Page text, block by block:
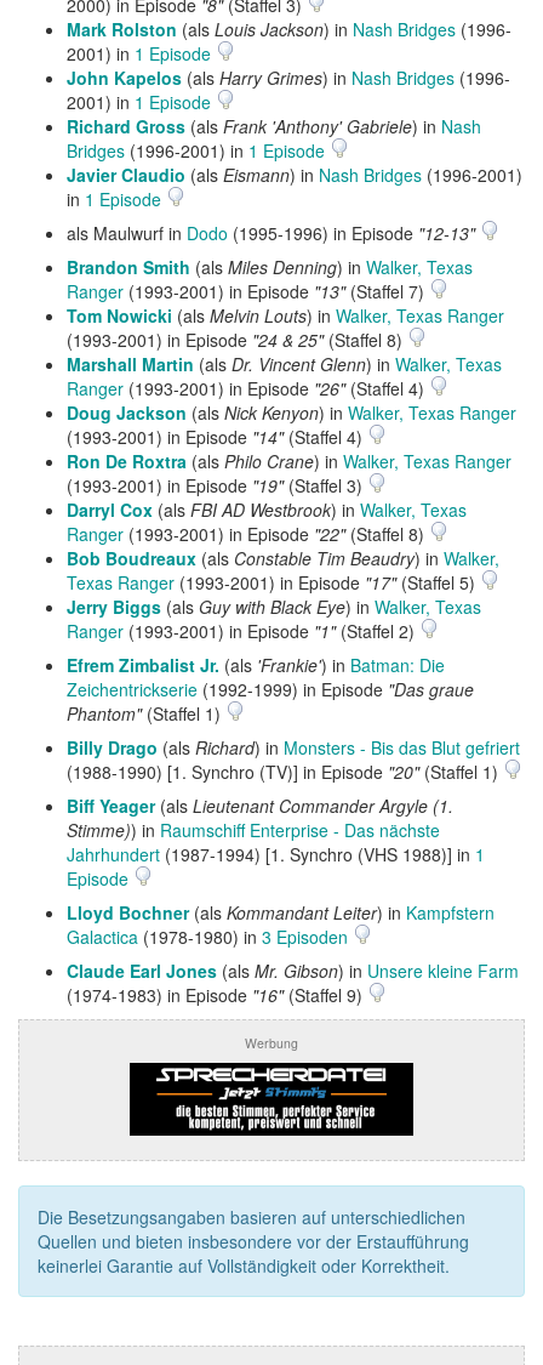
Mark Rolston (als Louis Jackson) in Nash Bridges (1996-
2001) in 1 Episode
John Kapelos (als Harry Grimes) in Nash Bridges (1996-
2001) in 1 Episode
Richard Gross (als Frank 'Anthony' Gabriele) in Nash
Bridges (1996-2001) in 1 Episode
Javier Claudio (als Eismann) in Nash Bridges (1996-2001)
in 1 Episode
als Maulwurf in Dodo (1995-1996) in Episode "12-13"
Brandon Smith (als Miles Denning) in Walker, Texas
Ranger (1993-2001) in Episode "13"(Staffel 7)
Tom Nowicki (als Melvin Louts) in Walker, Texas Ranger
(1993-2001) in Episode "24 & 25"(Staffel 8)
Marshall Martin (als Dr. Vincent Glenn) in Walker, Texas
Ranger (1993-2001) in Episode "26"(Staffel 4)
Doug Jackson (als Nick Kenyon) in Walker, Texas Ranger
(1993-2001) in Episode "14"(Staffel 4)
Ron De Roxtra (als Philo Crane) in Walker, Texas Ranger
(1993-2001) in Episode "19"(Staffel 3)
Darryl Cox (als FBI AD Westbrook) in Walker, Texas
Ranger (1993-2001) in Episode "22"(Staffel 8)
Bob Boudreaux (als Constable Tim Beaudry) in Walker,
Texas Ranger (1993-2001) in Episode "17"(Staffel 5)
Jerry Biggs (als Guy with Black Eye) in Walker, Texas
Ranger (1993-2001) in Episode "1"(Staffel 2)
Efrem Zimbalist Jr. (als 'Frankie') in Batman: Die
Zeichentrickserie (1992-1999) in Episode "Das graue
Phantom"(Staffel 1)
Billy Drago (als Richard) in Monsters - Bis das Blut gefriert
(1988-1990) [1. Synchro (TV)] in Episode "20"(Staffel 1)
Biff Yeager(als Lieutenant Commander Argyle (1.
Stimme)) in Raumschiff Enterprise - Das nächste
Jahrhundert (1987-1994) [1. Synchro (VHS 1988)] in 1
Episode
Lloyd Bochner(als Kommandant Leiter) in Kampfstern
Galactica (1978-1980) in 3 Episoden
Claude Earl Jones (als Mr. Gibson) in Unsere kleine Farm
(1974-1983) in Episode "16"(Staffel 9)
Werbung
Die Besetzungsangaben basieren auf unterschiedlichen
Quellen und bieten insbesondere vor der Erstaufführung
keinerlei Garantie auf Vollständigkeit oder Korrektheit.